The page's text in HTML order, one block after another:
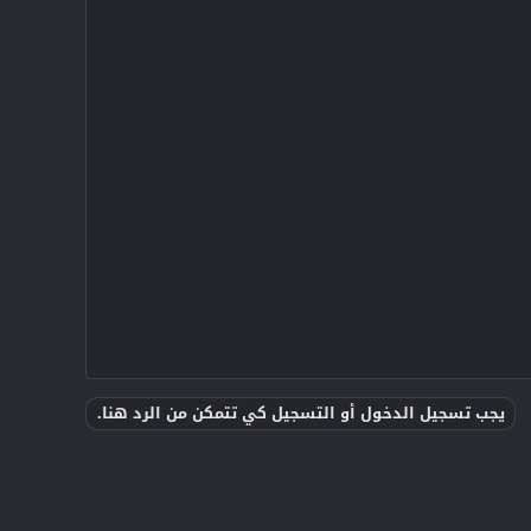
يجب تسجيل الدخول أو التسجيل كي تتمكن من الرد هنا.